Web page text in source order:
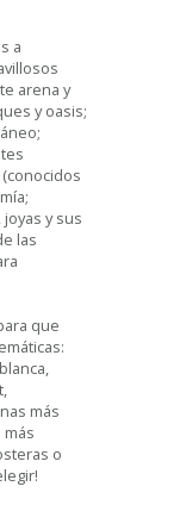
a
arena y
y oasis;
y sus
las
que
más
o